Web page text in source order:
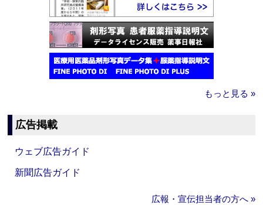
もっと見る »
広告掲載
ウェブ広告ガイド
新聞広告ガイド
広報・宣伝担当者の方へ »